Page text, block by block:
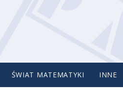
ŚWIAT MATEMATYKI INNE